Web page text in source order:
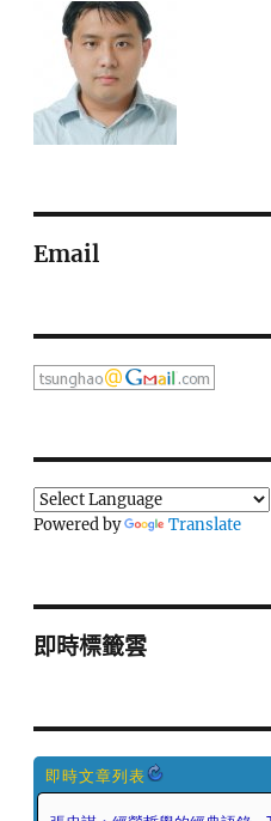
Email
Powered by Translate
即時標籤雲